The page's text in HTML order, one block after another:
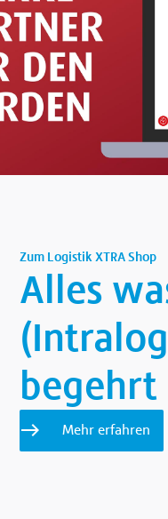
Über uns
Shop
Zum Logistik XTRA Shop
Alles
begehrt